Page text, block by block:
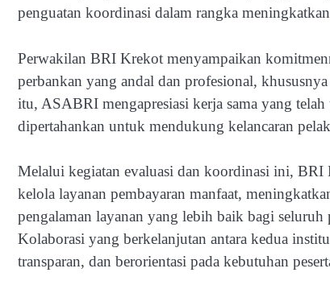
penguatan koordinasi dalam rangka
Perwakilan BRI Krekot menyampaikan
perbankan yang andal dan profesional,
itu, ASABRI mengapresiasi kerja sama yang
dipertahankan untuk mendukung kelancaran
Melalui kegiatan evaluasi dan koordinasi ini, BRI
kelola layanan pembayaran manfaat,
pengalaman layanan yang lebih baik bagi
Kolaborasi yang berkelanjutan antara kedua
transparan, dan berorientasi pada kebutuhan